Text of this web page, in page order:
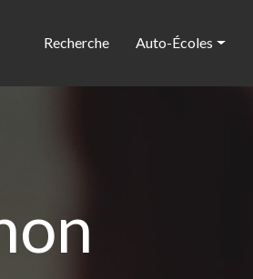
Recherche Auto-Écoles